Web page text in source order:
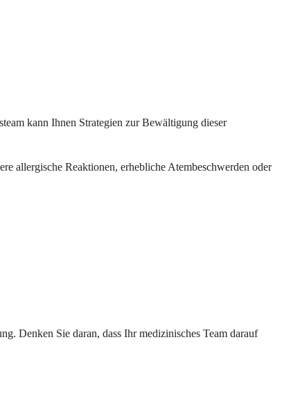
kann Ihnen Strategien zur Bewältigung dieser
allergische Reaktionen, erhebliche Atembeschwerden oder
Denken Sie daran, dass Ihr medizinisches Team darauf